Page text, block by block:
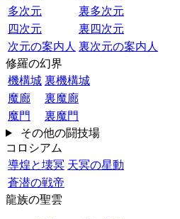
多次元
裏多次元
四次元
裏四次元
次元の案内人 裏次元の案内人
修羅の幻界
機構城 裏機構城
魔廊
裏魔廊
魔門
裏魔門
その他の闘技場
コロシアム
導煌と壊冥 天冥の星動
蒼潜の戦帝
龍族の聖雲